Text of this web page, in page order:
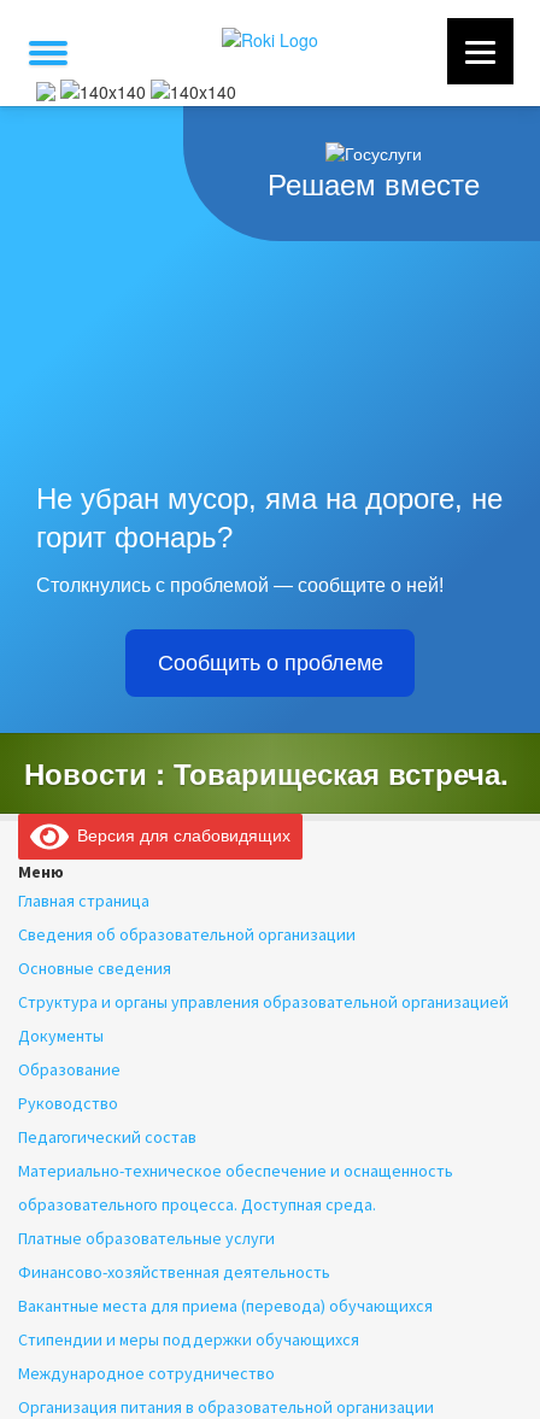
Решаем вместе
Не убран мусор, яма на дороге, не
горит фонарь?
Столкнулись с проблемой — сообщите о ней!
Сообщить о проблеме
Новости : Товарищеская встреча.
Версия для слабовидящих
Меню
Главная страница
Сведения об образовательной организации
Основные сведения
Структура и органы управления образовательной организацией
Документы
Образование
Руководство
Педагогический состав
Материально-техническое обеспечение и оснащенность
образовательного процесса. Доступная среда.
Платные образовательные услуги
Финансово-хозяйственная деятельность
Вакантные места для приема (перевода) обучающихся
Стипендии и меры поддержки обучающихся
Международное сотрудничество
Организация питания в образовательной организации